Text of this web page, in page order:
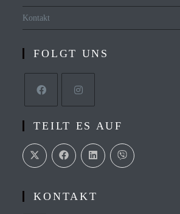
Kontakt
FOLGT UNS
a
new
in
a
new
TEILT ES AUF
KONTAKT